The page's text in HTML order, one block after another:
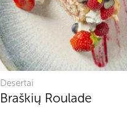
Desertai
Braškių Roulade